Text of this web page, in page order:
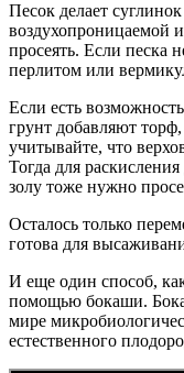
Песок делает
воздухопроницаемой
просеять. Если песка
перлитом или
Если есть
грунт добавляют
учитывайте, что
Тогда для
золу тоже нужно
Осталось только
готова для
И еще один способ,
помощью бокаши.
мире
естественного